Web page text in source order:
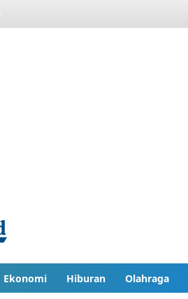
Ekonomi Hiburan Olahraga